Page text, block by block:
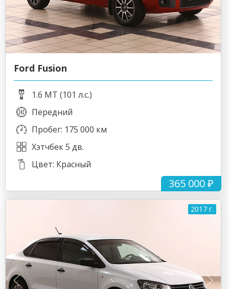
365 000 ₽
Ford Fusion
1.6 MT (101 л.с.)
Передний
Пробег: 175 000 км
Хэтчбек 5 дв.
Цвет: Красный
2017 г.